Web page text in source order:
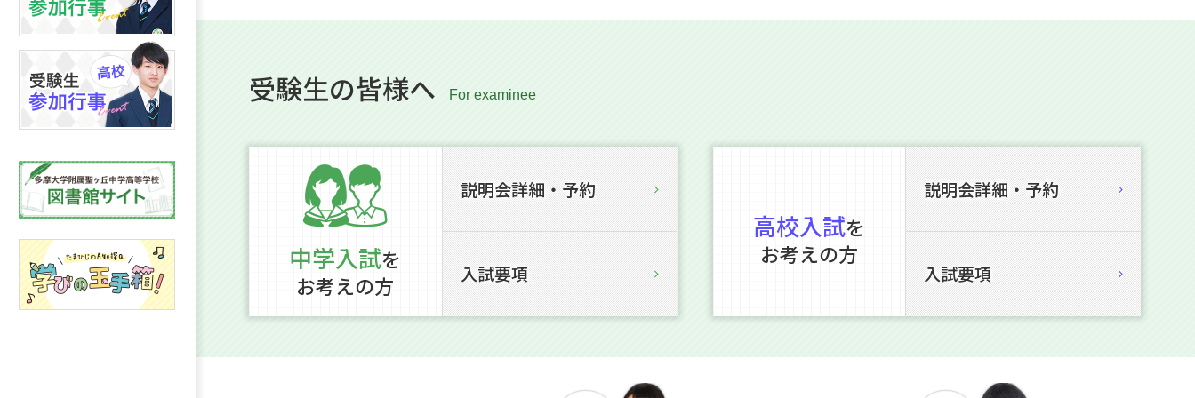
受験生の皆様へ
中学入試を
お考えの方
説明会詳細・予約
入試要項
高校入試を
お考えの方
説明会詳細・予約
入試要項